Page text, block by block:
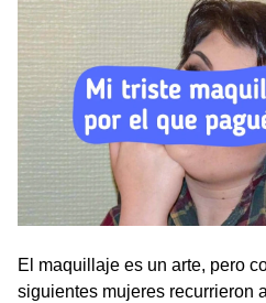
El maquillaje es un arte, pero
siguientes mujeres recurrieron